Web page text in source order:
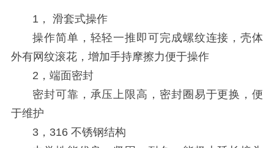
1， 滑套式操作
操作简单，轻轻一推即可完成螺纹连接，壳体
外有网纹滚花，增加手持摩擦力便于操作
2，端面密封
密封可靠，承压上限高，密封圈易于更换，便
于维护
3，316 不锈钢结构